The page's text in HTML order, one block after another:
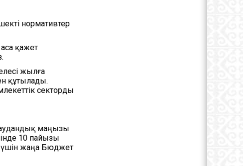
нормативтер
қажет
жылға
құтылады.
секторды
маңызы
10 пайызы
үшін жаңа Бюджет